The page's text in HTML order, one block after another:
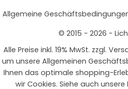
Allgemeine
© 2015 - 2026 -
Alle Preise inkl. 19% MwSt. zzgl.
um unsere Allgemeinen
Ihnen das optimale shopping-
wir Cookies. Siehe auch